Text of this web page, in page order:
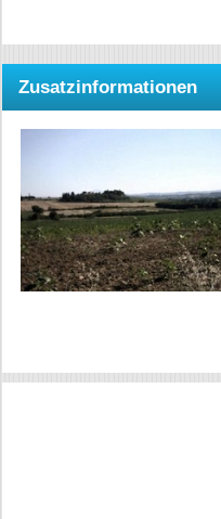
Zusatzinformationen